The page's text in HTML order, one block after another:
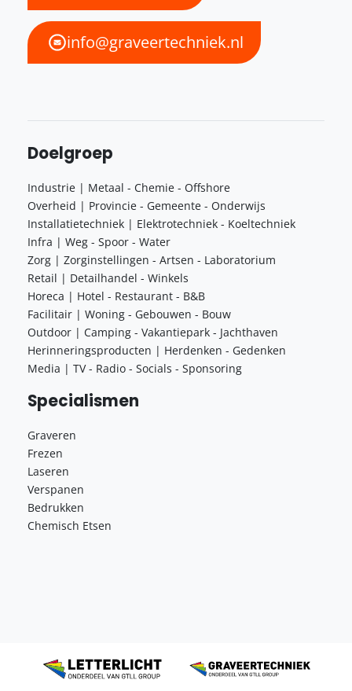
info@graveertechniek.nl
Doelgroep
Industrie | Metaal - Chemie - Offshore
Overheid | Provincie - Gemeente - Onderwijs
Installatietechniek | Elektrotechniek - Koeltechniek
Infra | Weg - Spoor - Water
Zorg | Zorginstellingen - Artsen - Laboratorium
Retail | Detailhandel - Winkels
Horeca | Hotel - Restaurant - B&B
Facilitair | Woning - Gebouwen - Bouw
Outdoor | Camping - Vakantiepark - Jachthaven
Herinneringsproducten | Herdenken - Gedenken
Media | TV - Radio - Socials - Sponsoring
Specialismen
Graveren
Frezen
Laseren
Verspanen
Bedrukken
Chemisch Etsen